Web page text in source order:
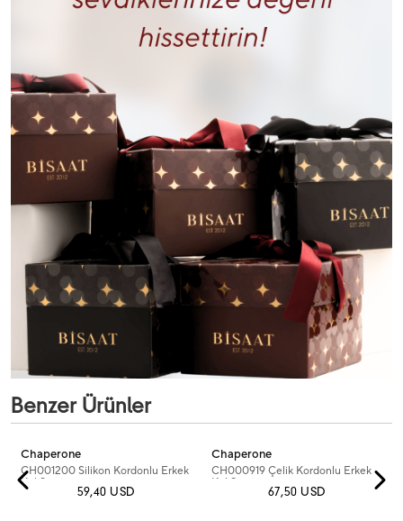
Benzer Ürünler
Chaperone
CH001200 Silikon Kordonlu Erkek
Kol Saati
59,40 USD
Chaperone
CH000919 Çelik Kordonlu Erkek
Kol Saati
67,50 USD